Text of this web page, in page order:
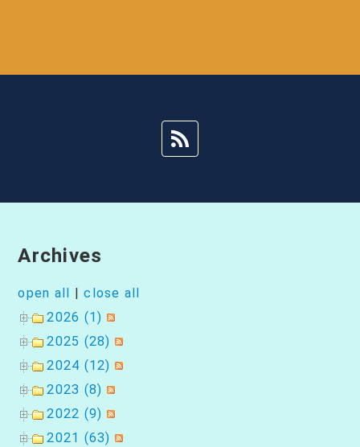
Archives
open all |close all
2026 (1)
2025 (28)
2024 (12)
2023 (8)
2022 (9)
2021 (63)